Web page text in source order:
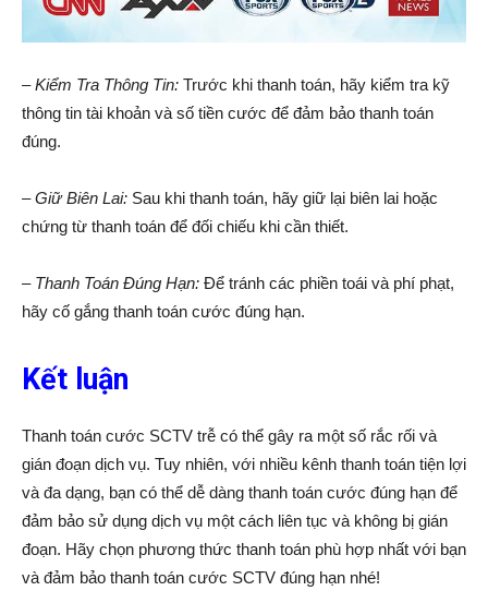
– Kiểm Tra Thông Tin: Trước khi thanh toán, hãy kiểm tra kỹ
thông tin tài khoản và số tiền cước để đảm bảo thanh toán
đúng.
– Giữ Biên Lai: Sau khi thanh toán, hãy giữ lại biên lai hoặc
chứng từ thanh toán để đối chiếu khi cần thiết.
– Thanh Toán Đúng Hạn: Để tránh các phiền toái và phí phạt,
hãy cố gắng thanh toán cước đúng hạn.
Kết luận
Thanh toán cước SCTV trễ có thể gây ra một số rắc rối và
gián đoạn dịch vụ. Tuy nhiên, với nhiều kênh thanh toán tiện lợi
và đa dạng, bạn có thể dễ dàng thanh toán cước đúng hạn để
đảm bảo sử dụng dịch vụ một cách liên tục và không bị gián
đoạn. Hãy chọn phương thức thanh toán phù hợp nhất với bạn
và đảm bảo thanh toán cước SCTV đúng hạn nhé!